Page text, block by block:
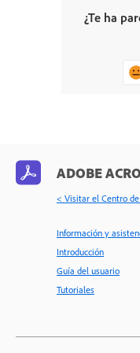
¿Te ha
ADOBE
< Visitar el Centro
Información y
Introducción
Guía del usuario
Tutoriales